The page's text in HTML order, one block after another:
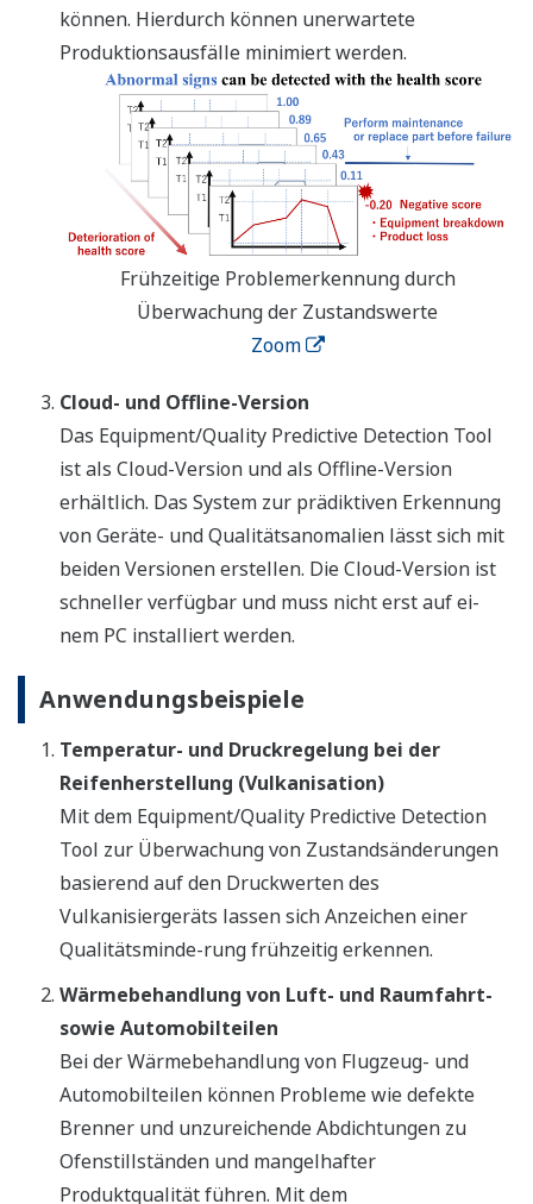
können. Hierdurch können unerwartete
Produktionsausfälle minimiert werden.
Frühzeitige Problemerkennung durch
Überwachung der Zustandswerte
Zoom
Cloud- und Offline-Version
Das Equipment/Quality Predictive Detection Tool
ist als Cloud-Version und als Offline-Version
erhältlich. Das System zur prädiktiven Erkennung
von Geräte- und Qualitätsanomalien lässt sich mit
beiden Versionen erstellen. Die Cloud-Version ist
schneller verfügbar und muss nicht erst auf ei-
nem PC installiert werden.
Anwendungsbeispiele
Temperatur- und Druckregelung bei der
Reifenherstellung (Vulkanisation)
Mit dem Equipment/Quality Predictive Detection
Tool zur Überwachung von Zustandsänderungen
basierend auf den Druckwerten des
Vulkanisiergeräts lassen sich Anzeichen einer
Qualitätsminde-rung frühzeitig erkennen.
Wärmebehandlung von Luft- und Raumfahrt-
sowie Automobilteilen
Bei der Wärmebehandlung von Flugzeug- und
Automobilteilen können Probleme wie defekte
Brenner und unzureichende Abdichtungen zu
Ofenstillständen und mangelhafter
Produktqualität führen. Mit dem